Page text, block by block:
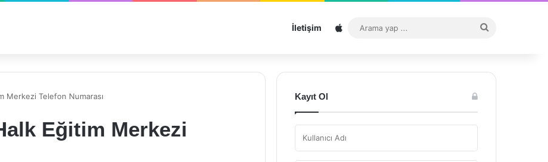
İletişim Sitemap
...
Merkezi Telefon Numarası
Eğitim Merkezi
Kayıt Ol